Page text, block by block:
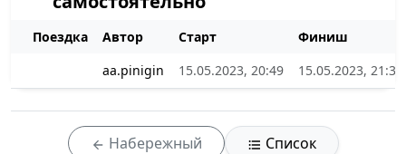
Поездка Автор Старт
Финиш
aa.pinigin
15.05.2023, 20:49 15.05.2023, 21:38
Набережный Список